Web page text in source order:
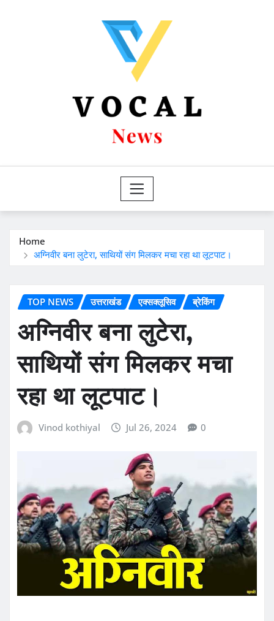
Home
अग्निवीर बना लुटेरा, साथियों संग मिलकर मचा रहा था लूटपाट।
TOP NEWS उत्तराखंड एक्सक्लूसिव ब्रेकिंग
अग्निवीर बना लुटेरा,
साथियों संग मिलकर मचा
रहा था लूटपाट।
Vinod kothiyal Jul 26, 2024 0